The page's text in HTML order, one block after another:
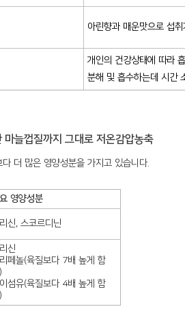
아린향과 매운맛으로 섭
개인의 건강상태에 따라
분해 및 흡수하는데 시간
마늘껍질까지 그대로 저온감압농축
더 많은 영양성분을 가지고 있습니다.
영양성분
신, 스코르디닌
신
페놀(육질보다 7배 높게 함
섬유(육질보다 4배 높게 함